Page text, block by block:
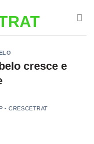
cresce e
- CRESCETRAT